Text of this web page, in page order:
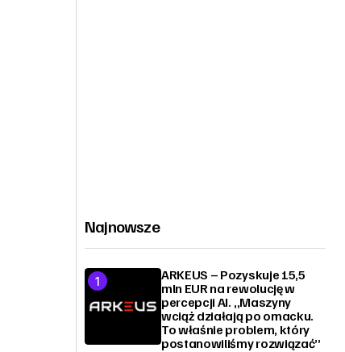
Najnowsze
ARKEUS – Pozyskuje 15,5
mln EUR na rewolucję w
percepcji AI. „Maszyny
wciąż działają po omacku.
To właśnie problem, który
postanowiliśmy rozwiązać”